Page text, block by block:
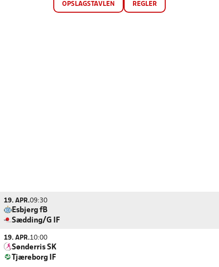
OPSLAGSTAVLEN REGLER
19. APR.09:30
Esbjerg fB
Sædding/G IF
19. APR.10:00
Sønderris SK
Tjæreborg IF